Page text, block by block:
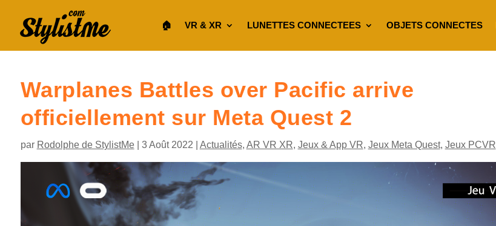
🏠︎ VR & XR LUNETTES CONNECTEES OBJETS CONNECTES
Warplanes Battles over Pacific arrive
officiellement sur Meta Quest 2
par Rodolphe de StylistMe| 3 Août 2022 Actualités, AR VR XR, Jeux & App VR, Jeux Meta Quest, Jeux PCVR